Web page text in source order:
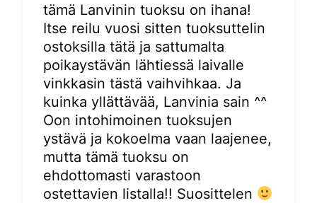
tämä Lanvinin tuoksu on ihana!
Itse reilu vuosi sitten tuoksuttelin
ostoksilla tätä ja sattumalta
poikaystävän lähtiessä laivalle
vinkkasin tästä vaihvihkaa. Ja
kuinka yllättävää, Lanvinia sain ^^
Oon intohimoinen tuoksujen
ystävä ja kokoelma vaan laajenee,
mutta tämä tuoksu on
ehdottomasti varastoon
ostettavien listalla!! Suosittelen